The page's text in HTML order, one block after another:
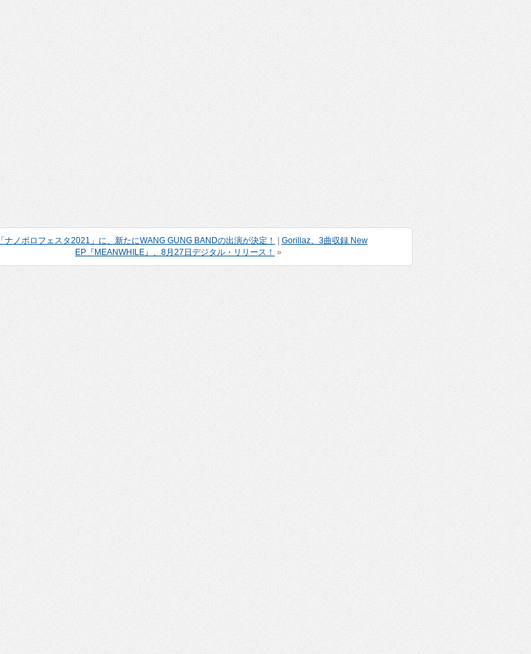
「ナノボロフェスタ2021」に、新たにWANG GUNG BANDの出演が決定！
Gorillaz、3曲収録 New
EP『MEANWHILE』、8月27日デジタル・リリース！ »